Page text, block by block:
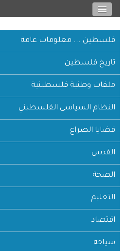
فلسطين ... معلومات عامة
تاريخ فلسطين
ملفات وطنية فلسطينية
النظام السياسي الفلسطيني
قضايا الصراع
القدس
الصحة
التعليم
اقتصاد
سياحة